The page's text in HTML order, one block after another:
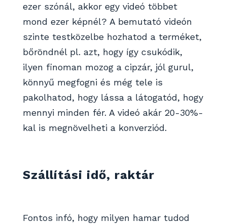
ezer szónál, akkor egy videó többet
mond ezer képnél? A bemutató videón
szinte testközelbe hozhatod a terméket,
bőröndnél pl. azt, hogy így csukódik,
ilyen finoman mozog a cipzár, jól gurul,
könnyű megfogni és még tele is
pakolhatod, hogy lássa a látogatód, hogy
mennyi minden fér. A videó akár 20-30%-
kal is megnövelheti a konverziód.
Szállítási idő, raktár
Fontos infó, hogy milyen hamar tudod